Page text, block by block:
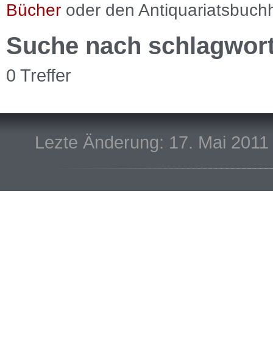
Bücher oder den
Suche nach
0 Treffer
Lezte Änderung: 17. Mai